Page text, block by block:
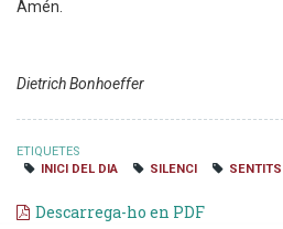
Amén.
Dietrich Bonhoeffer
ETIQUETES
INICI DEL DIA
SILENCI SENTITS
Descarrega-ho en PDF